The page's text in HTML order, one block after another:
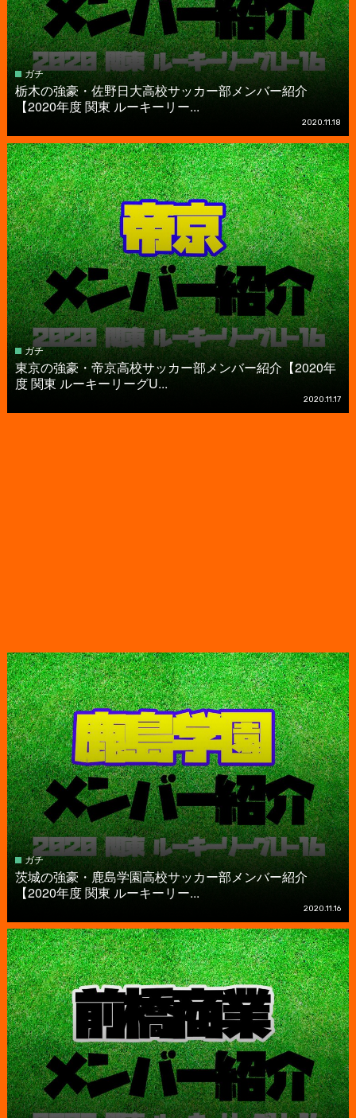
ガチ
栃木の強豪・佐野日大高校サッカー部メンバー紹介
【2020年度 関東 ルーキーリー...
2020.11.18
ガチ
東京の強豪・帝京高校サッカー部メンバー紹介【2020年
度 関東 ルーキーリーグU...
2020.11.17
ガチ
茨城の強豪・鹿島学園高校サッカー部メンバー紹介
【2020年度 関東 ルーキーリー...
2020.11.16